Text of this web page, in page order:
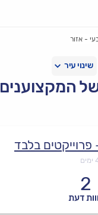
- אזור
המקצוענים
פרוייקטים בלבד
2
דעת